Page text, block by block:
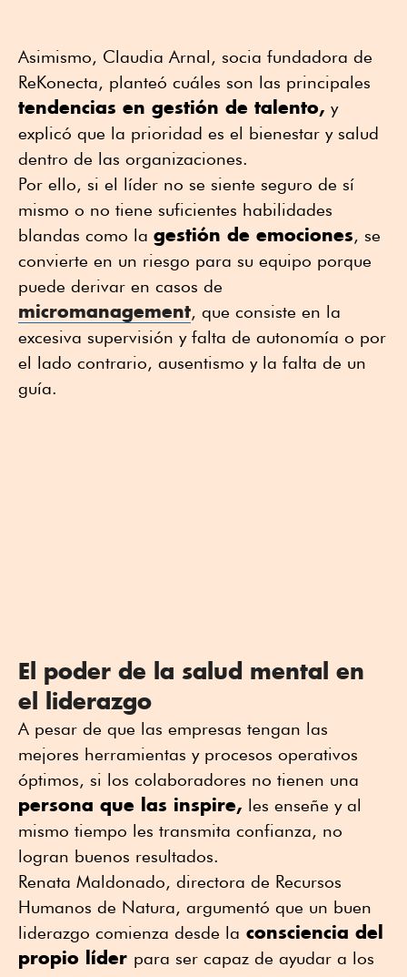
Asimismo, Claudia Arnal, socia fundadora de
ReKonecta, planteó cuáles son las principales
tendencias en gestión de talento, y
explicó que la prioridad es el bienestar y salud
dentro de las organizaciones.
Por ello, si el líder no se siente seguro de sí
mismo o no tiene suficientes habilidades
blandas como la gestión de emociones, se
convierte en un riesgo para su equipo porque
puede derivar en casos de
micromanagement, que consiste en la
excesiva supervisión y falta de autonomía o por
el lado contrario, ausentismo y la falta de un
guía.
El poder de la salud mental en
el liderazgo
A pesar de que las empresas tengan las
mejores herramientas y procesos operativos
óptimos, si los colaboradores no tienen una
persona que las inspire, les enseñe y al
mismo tiempo les transmita confianza, no
logran buenos resultados.
Renata Maldonado, directora de Recursos
Humanos de Natura, argumentó que un buen
liderazgo comienza desde la consciencia del
propio líder para ser capaz de ayudar a los